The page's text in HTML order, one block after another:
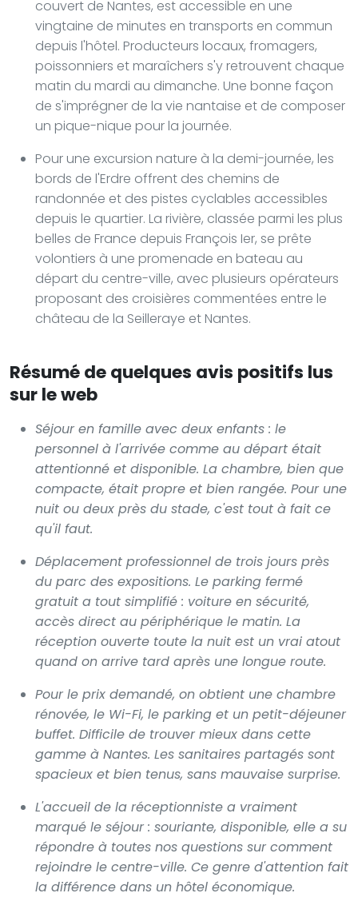
couvert de Nantes, est accessible en une
vingtaine de minutes en transports en commun
depuis l'hôtel. Producteurs locaux, fromagers,
poissonniers et maraîchers s'y retrouvent chaque
matin du mardi au dimanche. Une bonne façon
de s'imprégner de la vie nantaise et de composer
un pique-nique pour la journée.
Pour une excursion nature à la demi-journée, les
bords de l'Erdre offrent des chemins de
randonnée et des pistes cyclables accessibles
depuis le quartier. La rivière, classée parmi les plus
belles de France depuis François Ier, se prête
volontiers à une promenade en bateau au
départ du centre-ville, avec plusieurs opérateurs
proposant des croisières commentées entre le
château de la Seilleraye et Nantes.
Résumé de quelques avis positifs lus
sur le web
Séjour en famille avec deux enfants : le
personnel à l'arrivée comme au départ était
attentionné et disponible. La chambre, bien que
compacte, était propre et bien rangée. Pour une
nuit ou deux près du stade, c'est tout à fait ce
qu'il faut.
Déplacement professionnel de trois jours près
du parc des expositions. Le parking fermé
gratuit a tout simplifié : voiture en sécurité,
accès direct au périphérique le matin. La
réception ouverte toute la nuit est un vrai atout
quand on arrive tard après une longue route.
Pour le prix demandé, on obtient une chambre
rénovée, le Wi-Fi, le parking et un petit-déjeuner
buffet. Difficile de trouver mieux dans cette
gamme à Nantes. Les sanitaires partagés sont
spacieux et bien tenus, sans mauvaise surprise.
L'accueil de la réceptionniste a vraiment
marqué le séjour : souriante, disponible, elle a su
répondre à toutes nos questions sur comment
rejoindre le centre-ville. Ce genre d'attention fait
la différence dans un hôtel économique.